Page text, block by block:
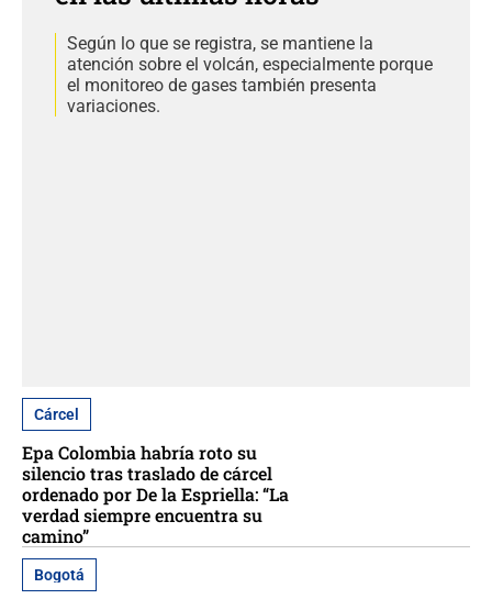
Según lo que se registra, se mantiene la
atención sobre el volcán, especialmente porque
el monitoreo de gases también presenta
variaciones.
Cárcel
Epa Colombia habría roto su
silencio tras traslado de cárcel
ordenado por De la Espriella: “La
verdad siempre encuentra su
camino”
Bogotá